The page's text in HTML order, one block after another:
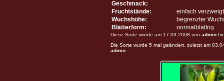
Geschmack:
Fruchtstände:
einfach verzweigt
Wuchshöhe:
begrenzter
Blätterform:
normalblättrig
Diese Sorte wurde am 17.03.2008 von admin
Die Sorte wurde 5 mal geändert, zuletzt am
admin